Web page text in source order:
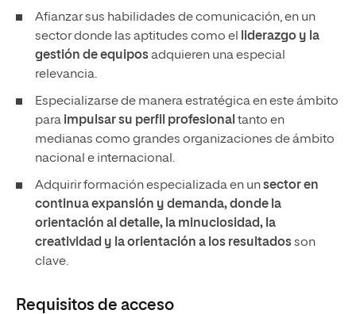
Afianzar sus habilidades de comunicación, en un
sector donde las aptitudes como el
liderazgo y la
gestión de equiposadquieren una especial
relevancia.
Especializarse de manera estratégica en este ámbito
para impulsar su perfil profesional tanto en
medianas como grandes organizaciones de ámbito
nacional e internacional.
Adquirir formación especializada en unsector en
continua expansión y demanda, donde la
orientación al detalle, la minuciosidad, la
creatividad y la orientación a los resultadosson
clave.
Requisitos de acceso